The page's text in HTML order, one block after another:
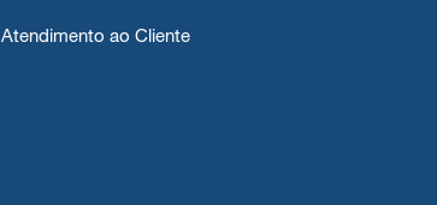
Atendimento ao Cliente